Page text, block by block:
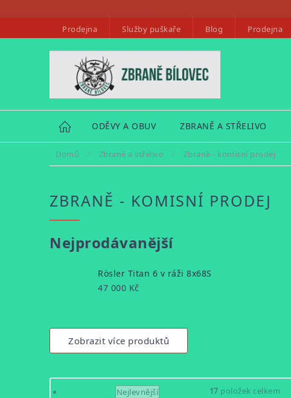
Prodejna Služby puškaře Blog Prodejna
HOME ODĚVY A OBUV ZBRANĚ A STŘELIVO
Domů / Zbraně a střelivo / Zbraně - komisní prodej
ZBRANĚ - KOMISNÍ PRODEJ
Nejprodávanější
Rösler Titan 6 v ráži 8x68S
47 000 Kč
Zobrazit více produktů
Nejlevnější
17 položek celkem